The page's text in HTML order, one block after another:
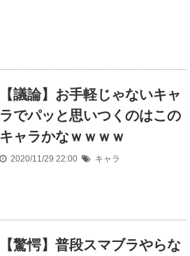
【議論】お手軽じゃないキャ
ラでパッと思いつくのはこの
キャラかなｗｗｗｗ
2020/11/29 22:00 キャラ
【驚愕】普段スマブラやらな